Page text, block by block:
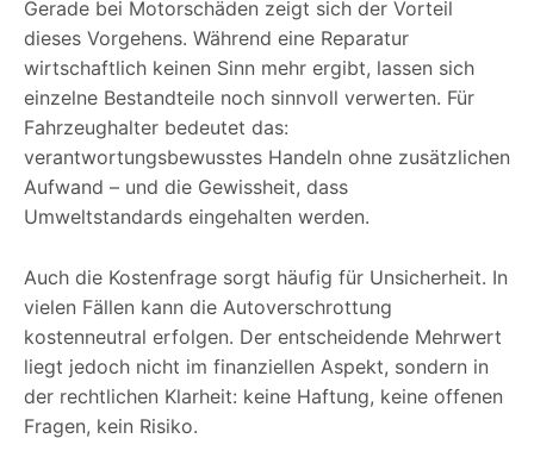
Gerade bei Motorschäden zeigt sich der Vorteil
dieses Vorgehens. Während eine Reparatur
wirtschaftlich keinen Sinn mehr ergibt, lassen sich
einzelne Bestandteile noch sinnvoll verwerten. Für
Fahrzeughalter bedeutet das:
verantwortungsbewusstes Handeln ohne zusätzlichen
Aufwand – und die Gewissheit, dass
Umweltstandards eingehalten werden.
Auch die Kostenfrage sorgt häufig für Unsicherheit. In
vielen Fällen kann die Autoverschrottung
kostenneutral erfolgen. Der entscheidende Mehrwert
liegt jedoch nicht im finanziellen Aspekt, sondern in
der rechtlichen Klarheit: keine Haftung, keine offenen
Fragen, kein Risiko.